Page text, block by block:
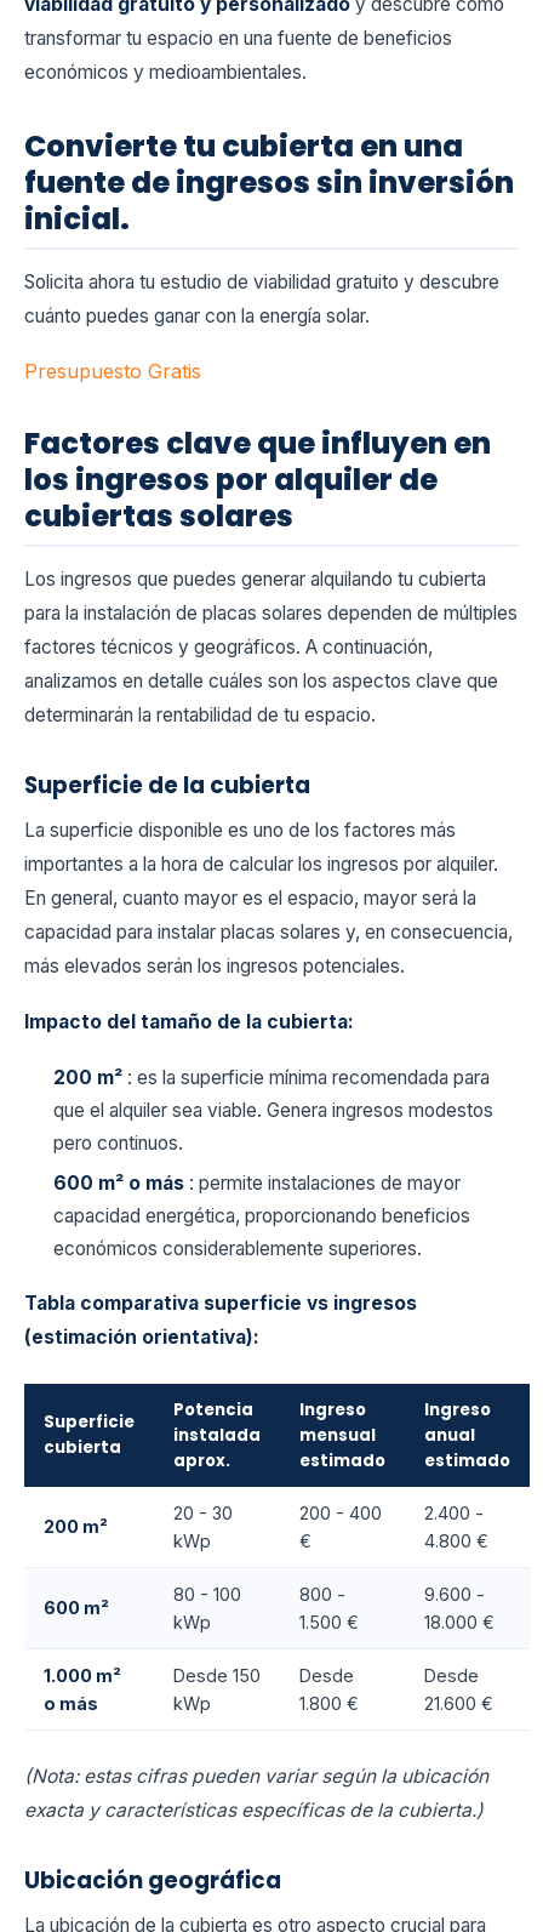
viabilidad gratuito y personalizado y descubre cómo
transformar tu espacio en una fuente de beneficios
económicos y medioambientales.
Convierte tu cubierta en una
fuente de ingresos sin inversión
inicial.
Solicita ahora tu estudio de viabilidad gratuito y descubre
cuánto puedes ganar con la energía solar.
Presupuesto Gratis
Factores clave que influyen en
los ingresos por alquiler de
cubiertas solares
Los ingresos que puedes generar alquilando tu cubierta
para la instalación de placas solares dependen de múltiples
factores técnicos y geográficos. A continuación,
analizamos en detalle cuáles son los aspectos clave que
determinarán la rentabilidad de tu espacio.
Superficie de la cubierta
La superficie disponible es uno de los factores más
importantes a la hora de calcular los ingresos por alquiler.
En general, cuanto mayor es el espacio, mayor será la
capacidad para instalar placas solares y, en consecuencia,
más elevados serán los ingresos potenciales.
Impacto del tamaño de la cubierta:
200 m² : es la superficie mínima recomendada para
que el alquiler sea viable. Genera ingresos modestos
pero continuos.
600 m² o más : permite instalaciones de mayor
capacidad energética, proporcionando beneficios
económicos considerablemente superiores.
Tabla comparativa superficie vs ingresos
(estimación orientativa):
Superficie
cubierta
Potencia
instalada
aprox.
Ingreso
mensual
estimado
Ingreso
anual
estimado
200 m²
20 - 30
kWp
200 - 400
€
2.400 -
4.800 €
600 m²
80 - 100
kWp
800 -
1.500 €
9.600 -
18.000 €
1.000 m²
o más
Desde 150
kWp
Desde
1.800 €
Desde
21.600 €
(Nota: estas cifras pueden variar según la ubicación
exacta y características específicas de la cubierta.)
Ubicación geográfica
La ubicación de la cubierta es otro aspecto crucial para